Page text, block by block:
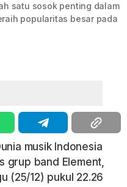
satu sosok penting dalam
popularitas besar pada
musik Indonesia
grup band Element,
(25/12) pukul 22.26